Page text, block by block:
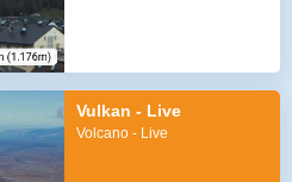
Vulkan - Live
Volcano - Live